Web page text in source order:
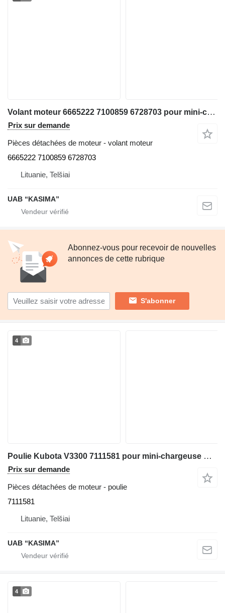
Volant moteur 6665222 7100859 6728703 pour mini-chargeuse Bobcat S220
Prix sur demande
Pièces détachées de moteur - volant moteur
6665222 7100859 6728703
Lituanie, Telšiai
UAB “KASIMA”
Abonnez-vous pour recevoir de nouvelles
annonces de cette rubrique
S'abonner
4
Poulie Kubota V3300 7111581 pour mini-chargeuse Bobcat S220
Prix sur demande
Pièces détachées de moteur - poulie
7111581
Lituanie, Telšiai
UAB “KASIMA”
4